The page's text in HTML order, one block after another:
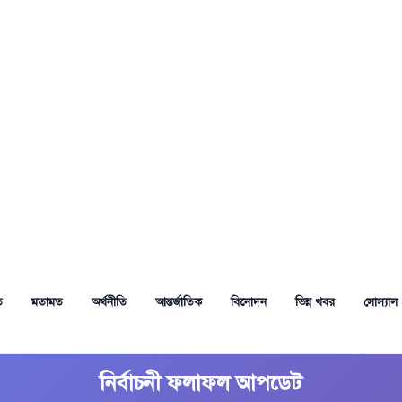
মতামত অর্থনীতি আন্তর্জাতিক বিনোদন ভিন্ন খবর সোস্যাল
নির্বাচনী ফলাফল আপডেট